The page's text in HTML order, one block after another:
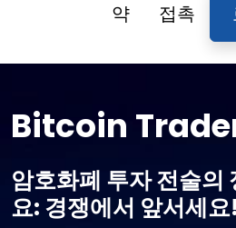
약 접촉
Bitcoin
암호화폐 투자 전술의
요: 경쟁에서 앞서세요!